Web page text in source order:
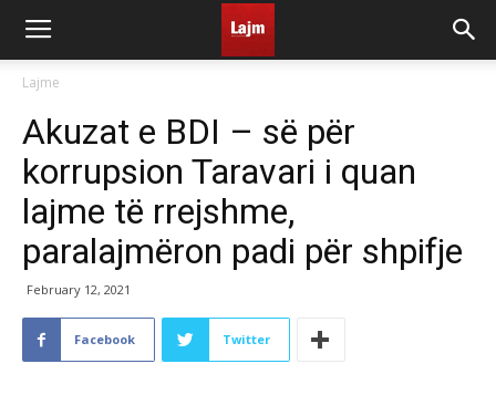
Lajme
Akuzat e BDI – së për
korrupsion Taravari i quan
lajme të rrejshme,
paralajmëron padi për shpifje
February 12, 2021
Facebook Twitter